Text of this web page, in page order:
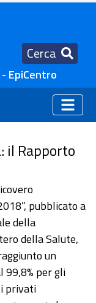
Cerca
EpiCentro
il Rapporto
pubblicato a
della
della Salute,
un
99,8% per gli
privati